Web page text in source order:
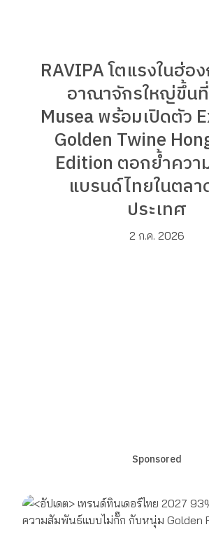
RAVIPA โตแรงในฮ่อ
อาณาจักรใหญ่ขึ้น
Musea พร้อมเปิดตัว
Golden Twine
Edition ตอกย้ำควา
แบรนด์ไทยในตล
ประเทศ
2 ก.ค. 2026
Sponsored